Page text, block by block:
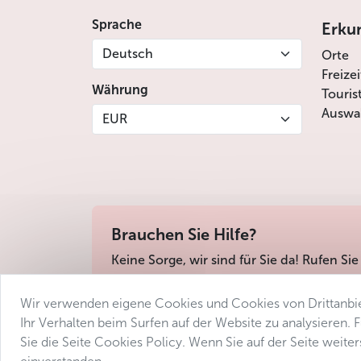
Weitere wichtige Städte: Plzeň im Westen,
Offizielle
Die Tschechische Republik ist in 14
Prag von allen Seiten.
Sprache
Deutsch
Währung
EUR
Orte
Brauchen Sie Hilfe?
Keine Sorge, wir sind für Sie da! Rufen
Geschäftsbedingungen Datenschutz
Wir verwenden eigene Cookies und Cookies von
Ihr Verhalten beim Surfen auf der Website zu
Sie die Seite Cookies Policy. Wenn Sie auf der Seite